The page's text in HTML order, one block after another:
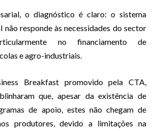
o diagnóstico é claro: o sistema
não responde às necessidades do sector
no financiamento de
e agro-industriais.
Breakfast promovido pela CTA,
que, apesar da existência de
de apoio, estes não chegam de
produtores, devido a limitações na